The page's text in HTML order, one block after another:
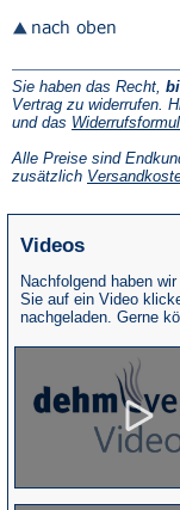
Sie haben das Recht,
Vertrag zu widerrufen.
und das
Alle Preise sind
zusätzlich
Videos
Nachfolgend haben
Sie auf ein Video
nachgeladen. Gerne